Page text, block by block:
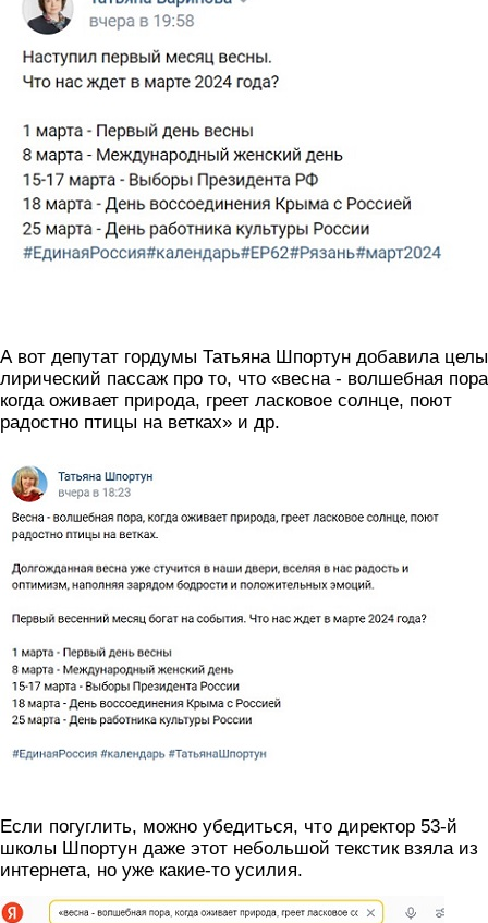
А вот депутат гордумы Татьяна Шпортун добавила
лирический пассаж про то, что «весна - волшебная
когда оживает природа, греет ласковое солнце, поют
радостно птицы на ветках» и др.
shportun.jpg
Если погуглить, можно убедиться, что директор 53-й
школы Шпортун даже этот небольшой текстик взяла из
интернета, но уже какие-то усилия.
skrin.jpg